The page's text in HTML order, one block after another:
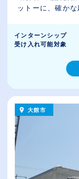
ットーに、確か
インターンシップ
受け入れ可能対象
大館市